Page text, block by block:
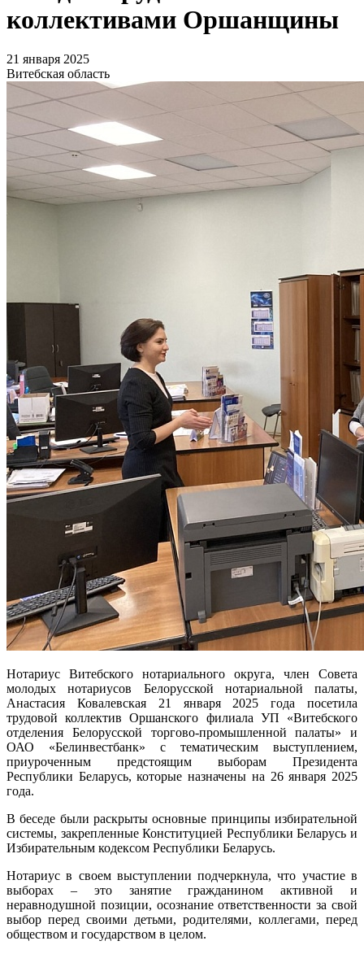
коллективами Оршанщины
21 января 2025
Витебская область
Нотариус Витебского нотариального округа, член Совета
молодых нотариусов Белорусской нотариальной палаты,
Анастасия Ковалевская 21 января 2025 года посетила
трудовой коллектив Оршанского филиала УП «Витебского
отделения Белорусской торгово-промышленной палаты» и
ОАО «Белинвестбанк» с тематическим выступлением,
приуроченным предстоящим выборам Президента
Республики Беларусь, которые назначены на 26 января 2025
года.
В беседе были раскрыты основные принципы избирательной
системы, закрепленные Конституцией Республики Беларусь и
Избирательным кодексом Республики Беларусь.
Нотариус в своем выступлении подчеркнула, что участие в
выборах – это занятие гражданином активной и
неравнодушной позиции, осознание ответственности за свой
выбор перед своими детьми, родителями, коллегами, перед
обществом и государством в целом.